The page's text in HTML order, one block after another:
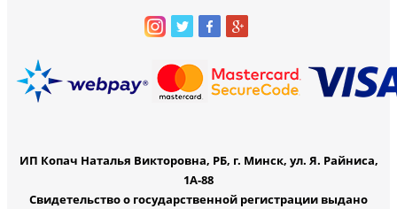
ИП Копач Наталья Викторовна, РБ, г. Минск, ул. Я. Райниса,
1А-88
Свидетельство о государственной регистрации выдано